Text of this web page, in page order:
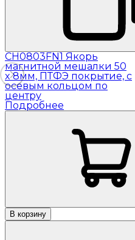
CH0803FN1 Якорь
магнитной мешалки 50
x 8мм, ПТФЭ покрытие, с
осевым кольцом по
центру
Подробнее
В корзину